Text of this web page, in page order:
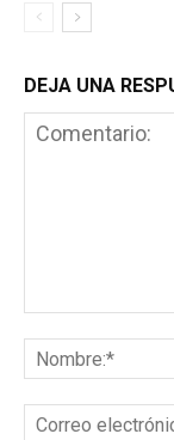
DEJA UNA